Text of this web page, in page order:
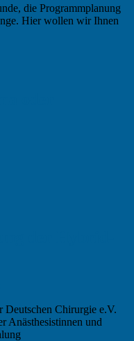
die Programmplanung
Hier wollen wir Ihnen
Deutschen Chirurgie e.V.
Anästhesistinnen und